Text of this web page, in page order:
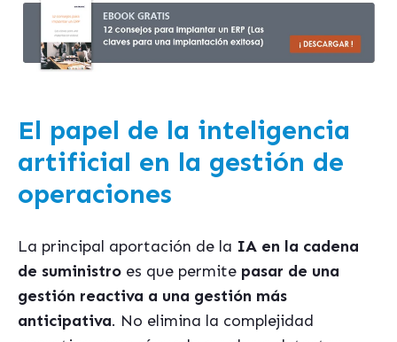
El papel de la inteligencia
artificial en la gestión de
operaciones
La principal aportación de la IA en la cadena
de suministro es que permite pasar de una
gestión reactiva a una gestión más
anticipativa. No elimina la complejidad